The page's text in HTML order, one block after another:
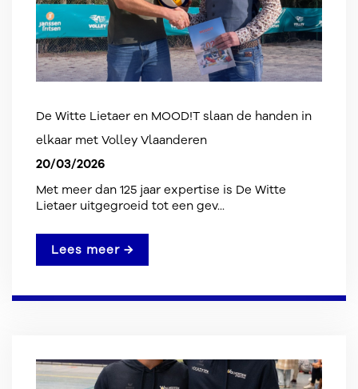
De Witte Lietaer en MOOD!T slaan de handen in
elkaar met Volley Vlaanderen
20/03/2026
Met meer dan 125 jaar expertise is De Witte
Lietaer uitgegroeid tot een gev...
Lees meer →